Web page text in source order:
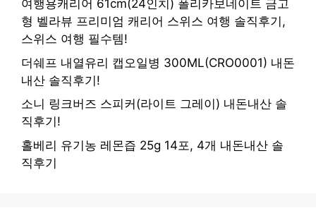
여행용캐리어 61cm(24인치) 폴리카보네이트 금고
형 벨라뷰 프리미엄 캐리어 스위스 여행 솔직후기,
스위스 여행 필수템!
더쉐프 내열유리 캡오일병 300ML(CRO0001) 내돈
내산 솔직후기!
소니 링크버즈 스피커(라이트 그레이) 내돈내산 솔
직후기!
홀베리 유기농 레몬즙 25g 14포, 4개 내돈내산 솔
직후기